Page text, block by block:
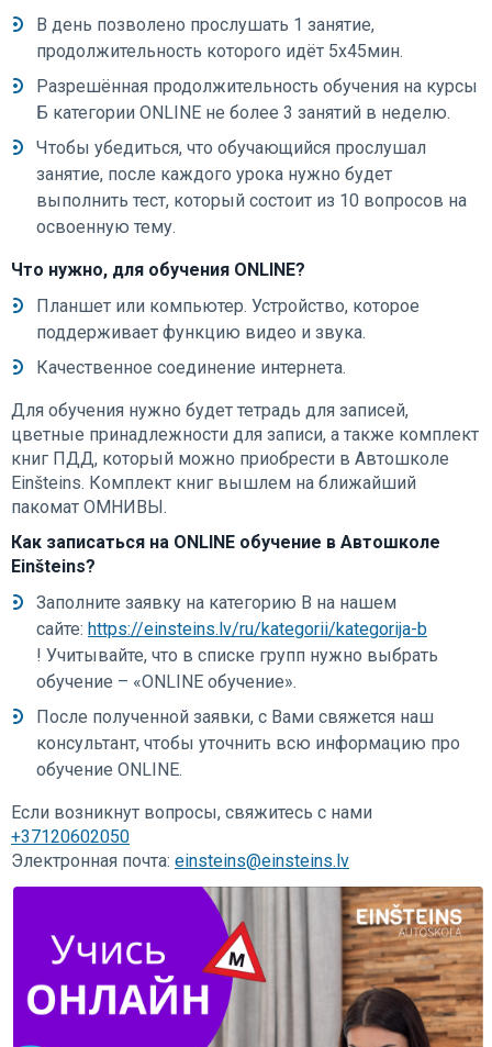
В день позволено прослушать 1 занятие,
продолжительность которого идёт 5х45мин.
Разрешённая продолжительность обучения на курсы
Б категории ОNLINE не более 3 занятий в неделю.
Чтобы убедиться, что обучающийся прослушал
занятие, после каждого урока нужно будет
выполнить тест, который состоит из 10 вопросов на
освоенную тему.
Что нужно, для обучения ОNLINE?
Планшет или компьютер. Устройство, которое
поддерживает функцию видео и звука.
Качественное соединение интернета.
Для обучения нужно будет тетрадь для записей,
цветные принадлежности для записи, а также комплект
книг ПДД, который можно приобрести в Автошколе
Einšteins. Комплект книг вышлем на ближайший
пакомат ОМНИВЫ.
Как записаться на ОNLINE обучение в Автошколе
Einšteins?
Заполните заявку на категорию В на нашем
сайте: https://einsteins.lv/ru/kategorii/kategorija-b
! Учитывайте, что в списке групп нужно выбрать
обучение – «ОNLINE обучение».
После полученной заявки, с Вами свяжется наш
консультант, чтобы уточнить всю информацию про
обучение ОNLINE.
Если возникнут вопросы, свяжитесь с нами
+37120602050
Электронная почта: einsteins@einsteins.lv